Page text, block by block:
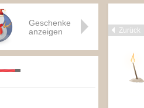
Zurück
Geschenke
anzeigen